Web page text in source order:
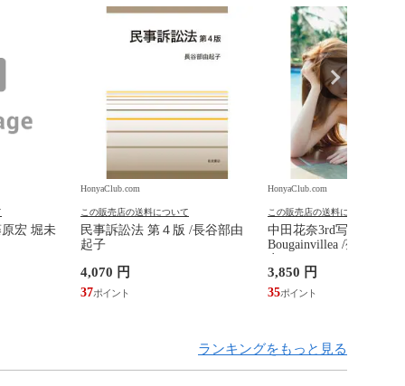
宏 堀未
HonyaClub.com
この販売店の送料について
民事訴訟法 第４版 /長谷部由
起子
4,070 円
37
HonyaClub.com
この販売店の送料について
中田花奈3rd写真集
Bougainvillea /菊地泰久
3,850 円
35
ランキングをもっと見る